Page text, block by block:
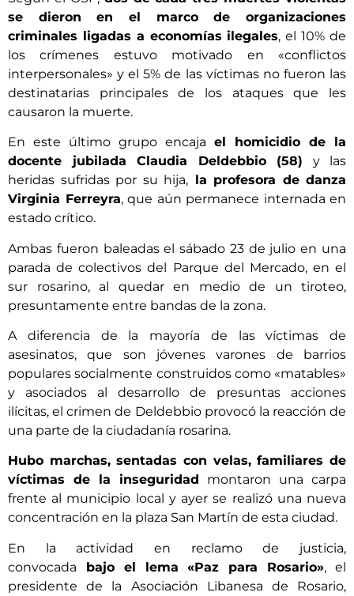
se dieron en el marco de organizaciones
criminales ligadas a economías ilegales, el 10% de
los crímenes estuvo motivado en «conflictos
interpersonales» y el 5% de las víctimas no fueron las
destinatarias principales de los ataques que les
causaron la muerte.
En este último grupo encaja el homicidio de la
docente jubilada Claudia Deldebbio (58) y las
heridas sufridas por su hija, la profesora de danza
Virginia Ferreyra, que aún permanece internada en
estado crítico.
Ambas fueron baleadas el sábado 23 de julio en una
parada de colectivos del Parque del Mercado, en el
sur rosarino, al quedar en medio de un tiroteo,
presuntamente entre bandas de la zona.
A diferencia de la mayoría de las víctimas de
asesinatos, que son jóvenes varones de barrios
populares socialmente construidos como «matables»
y asociados al desarrollo de presuntas acciones
ilícitas, el crimen de Deldebbio provocó la reacción de
una parte de la ciudadanía rosarina.
Hubo marchas, sentadas con velas, familiares de
víctimas de la inseguridad montaron una carpa
frente al municipio local y ayer se realizó una nueva
concentración en la plaza San Martín de esta ciudad.
En la actividad en reclamo de justicia,
convocada bajo el lema «Paz para Rosario», el
presidente de la Asociación Libanesa de Rosario,